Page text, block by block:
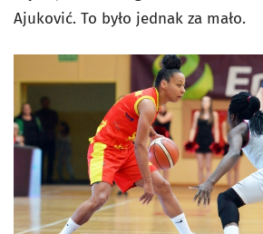
Ajuković. To było jednak za mało.